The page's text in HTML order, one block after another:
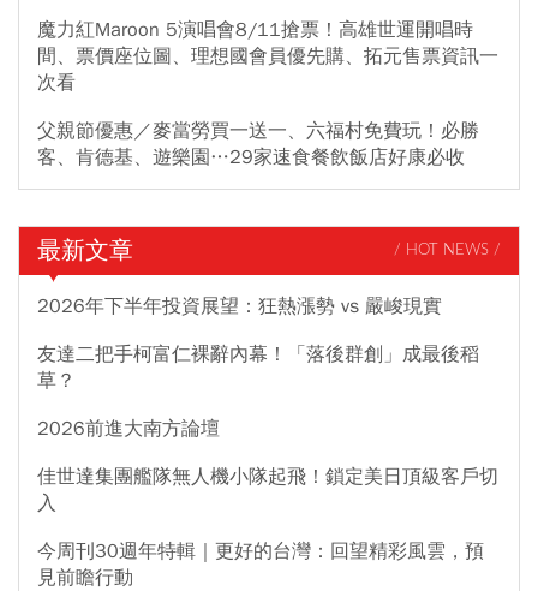
魔力紅Maroon 5演唱會8/11搶票！高雄世運開唱時
間、票價座位圖、理想國會員優先購、拓元售票資訊一
次看
父親節優惠／麥當勞買一送一、六福村免費玩！必勝
客、肯德基、遊樂園…29家速食餐飲飯店好康必收
最新文章 / HOT NEWS /
2026年下半年投資展望：狂熱漲勢 vs 嚴峻現實
友達二把手柯富仁裸辭內幕！「落後群創」成最後稻
草？
2026前進大南方論壇
佳世達集團艦隊無人機小隊起飛！鎖定美日頂級客戶切
入
今周刊30週年特輯｜更好的台灣：回望精彩風雲，預
見前瞻行動